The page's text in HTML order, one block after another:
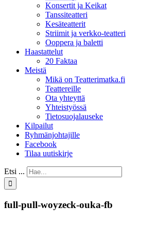
Konsertit ja Keikat
Tanssiteatteri
Kesäteatterit
Striimit ja verkko-teatteri
Ooppera ja baletti
Haastattelut
20 Faktaa
Meistä
Mikä on Teatterimatka.fi
Teattereille
Ota yhteyttä
Yhteistyössä
Tietosuojalauseke
Kilpailut
Ryhmänjohtajille
Facebook
Tilaa uutiskirje
Etsi ...
full-pull-woyzeck-ouka-fb